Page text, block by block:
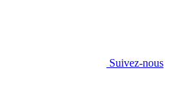
Suivez-nous